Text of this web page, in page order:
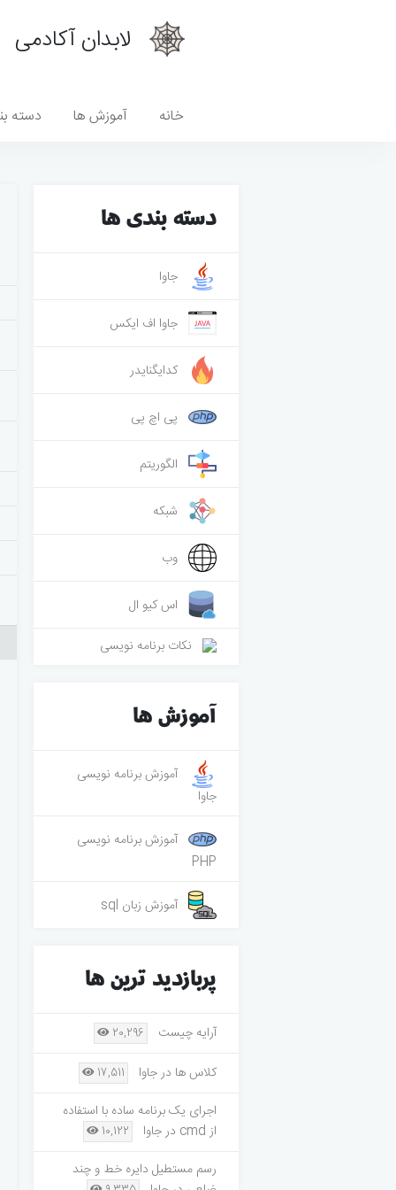
لابدان آکادمی
خانه آموزش ها دسته
دسته بندی ها
جاوا
جاوا اف ایکس
کدایگنایدر
پی اچ پی
الگوریتم
شبکه
وب
اس کیو ال
نکات برنامه نویسی
آموزش ها
آموزش برنامه نویسی
جاوا
آموزش برنامه نویسی
PHP
آموزش زبان sql
پربازدید ترین ها
آرایه چیست 20,296
کلاس ها در جاوا 17,511
اجرای یک برنامه ساده با استفاده
از cmd در جاوا
10,122
رسم مستطیل دایره خط و چند